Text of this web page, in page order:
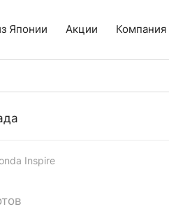
Японии Акции Компания
Inspire